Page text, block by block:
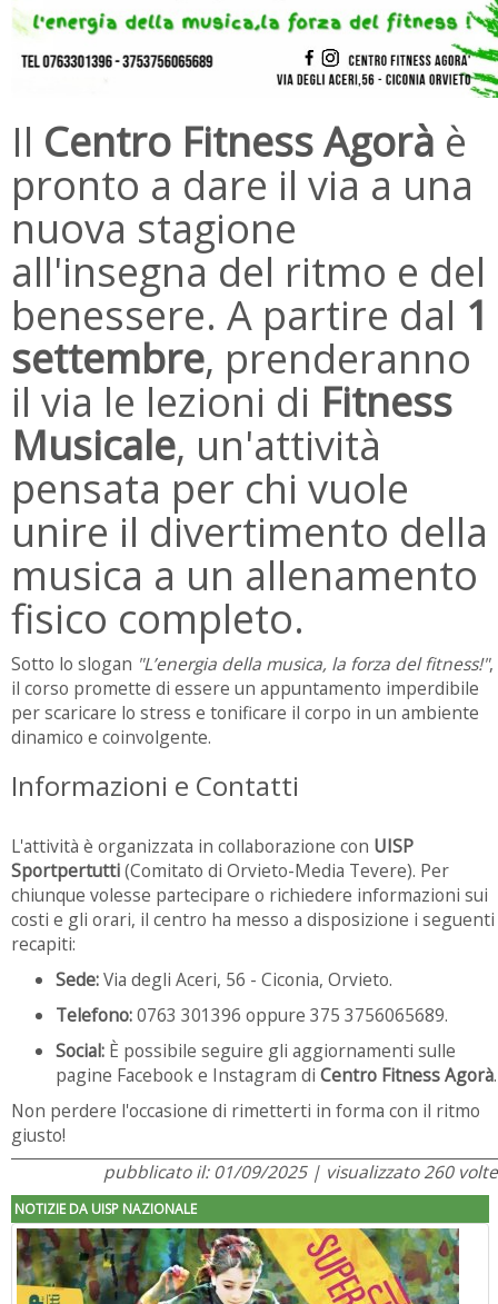
Il Centro Fitness Agorà è
pronto a dare il via a una
nuova stagione
all'insegna del ritmo e del
benessere. A partire dal 1
settembre, prenderanno
il via le lezioni di Fitness
Musicale, un'attività
pensata per chi vuole
unire il divertimento della
musica a un allenamento
fisico completo.
Sotto lo slogan "L’energia della musica, la forza del fitness!",
il corso promette di essere un appuntamento imperdibile
per scaricare lo stress e tonificare il corpo in un ambiente
dinamico e coinvolgente.
Informazioni e Contatti
L'attività è organizzata in collaborazione con UISP
Sportpertutti(Comitato di Orvieto-Media Tevere). Per
chiunque volesse partecipare o richiedere informazioni sui
costi e gli orari, il centro ha messo a disposizione i seguenti
recapiti:
Sede:Via degli Aceri, 56 - Ciconia, Orvieto.
Telefono:0763 301396 oppure 375 3756065689.
Social: È possibile seguire gli aggiornamenti sulle
pagine Facebook e Instagram di Centro Fitness Agorà.
Non perdere l'occasione di rimetterti in forma con il ritmo
giusto!
pubblicato il: 01/09/2025 | visualizzato 260 volte
NOTIZIE DA UISP NAZIONALE